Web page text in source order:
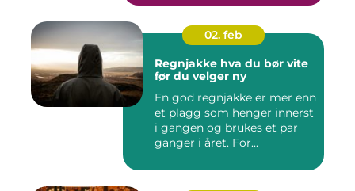
02. feb
Regnjakke hva du bør vite
før du velger ny
En god regnjakke er mer enn
et plagg som henger innerst
i gangen og brukes et par
ganger i året. For...